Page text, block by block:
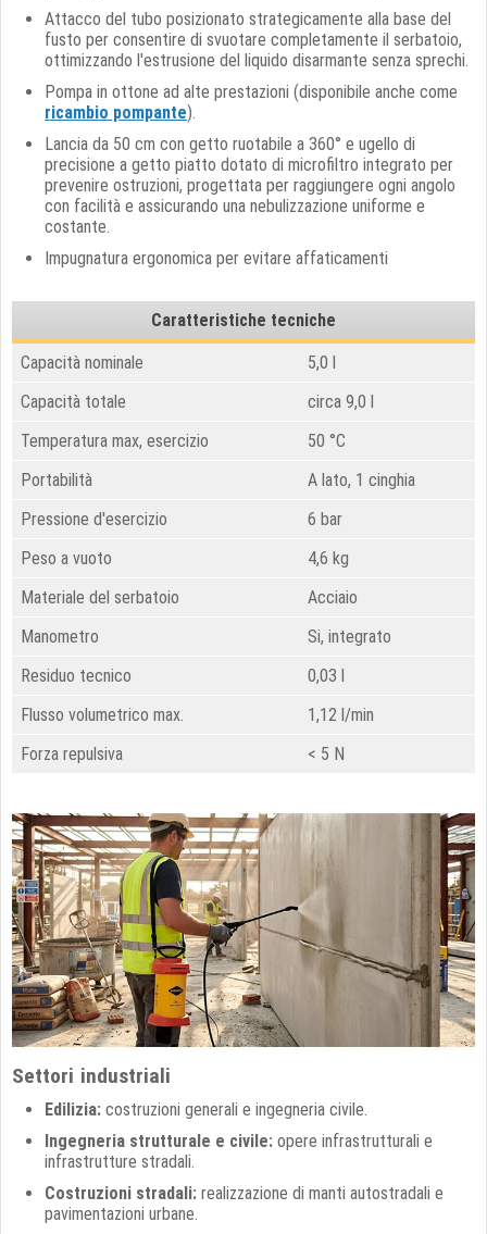
Attacco del tubo posizionato strategicamente alla base del
fusto per consentire di svuotare completamente il serbatoio,
ottimizzando l'estrusione del liquido disarmante senza sprechi.
Pompa in ottone ad alte prestazioni (disponibile anche come
ricambio pompante).
Lancia da 50 cm con getto ruotabile a 360° e ugello di
precisione a getto piatto dotato di microfiltro integrato per
prevenire ostruzioni, progettata per raggiungere ogni angolo
con facilità e assicurando una nebulizzazione uniforme e
costante.
Impugnatura ergonomica per evitare affaticamenti
Caratteristiche tecniche
Capacità nominale
5,0 l
Capacità totale
circa 9,0 l
Temperatura max, esercizio
50 °C
Portabilità
A lato, 1 cinghia
Pressione d'esercizio
6 bar
Peso a vuoto
4,6 kg
Materiale del serbatoio
Acciaio
Manometro
Si, integrato
Residuo tecnico
0,03 l
Flusso volumetrico max.
1,12 l/min
Forza repulsiva
< 5 N
Settori industriali
Edilizia: costruzioni generali e ingegneria civile.
Ingegneria strutturale e civile: opere infrastrutturali e
infrastrutture stradali.
Costruzioni stradali: realizzazione di manti autostradali e
pavimentazioni urbane.